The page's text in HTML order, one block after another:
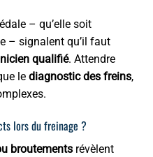
– qu’elle soit
– signalent qu’il faut
qualifié. Attendre
le diagnostic des freins,
lors du freinage ?
broutements révèlent